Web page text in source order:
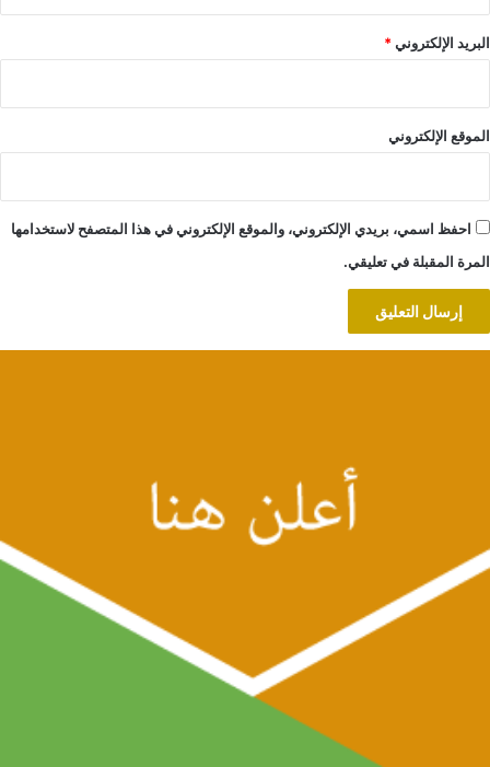
البريد الإلكتروني*
الموقع الإلكتروني
احفظ اسمي، بريدي الإلكتروني، والموقع الإلكتروني في هذا المتصفح لاستخدامها
المرة المقبلة في تعليقي.